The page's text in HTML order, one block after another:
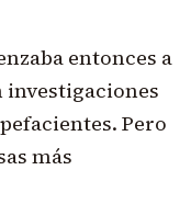
entonces a
Pero
más